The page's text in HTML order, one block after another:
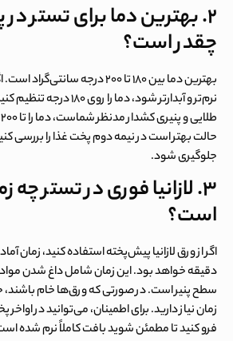
۲.بهترین دما برای تستر در
چقدر است؟
بهترین دما بین ۱۸۰ تا ۲۰۰ درجه
نرم‌تر و آبدارتر شود، دما
حالت بهتر است در نیمه دوم پخت غذا را بررسی
جلوگیری شود.
۳.لازانیا فوری در تستر چه
است؟
دقیقه خواهد بود. این زمان شامل داغ شدن
زمان نیاز دارید. برای اطمینان، می‌توانید در
فرو کنید تا مطمئن شوید بافت کاملاً نرم شده